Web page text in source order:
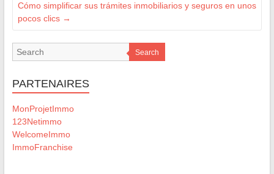
Cómo simplificar sus trámites inmobiliarios y seguros en unos
pocos clics →
Search
PARTENAIRES
MonProjetImmo
123Netimmo
WelcomeImmo
ImmoFranchise